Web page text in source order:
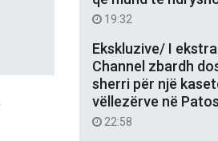
19:32
Ekskluzive/ I
Channel zbardh
sherri për një
vëllezërve në Patos
22:58